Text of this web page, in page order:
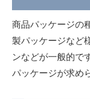
商品パッケージの
製パッケージなど
ンなどが一般的で
パッケージが求め